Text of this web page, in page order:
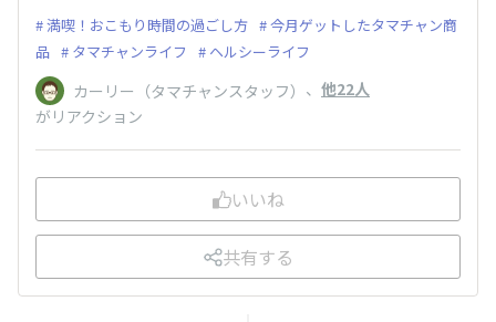
満喫！おこもり時間の過ごし方
今月ゲットしたタマチャン商
品
タマチャンライフ ヘルシーライフ
カーリー（タマチャンスタッフ） 、 他22人
がリアクション
いいね
共有する